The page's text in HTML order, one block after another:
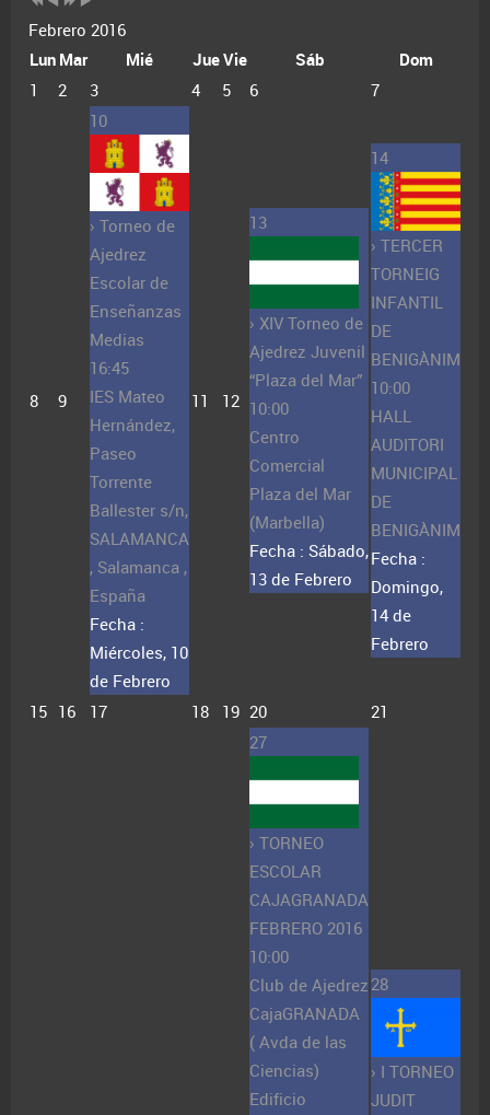
Febrero 2016
Lun Mar Mié JueVie Sáb
Dom
1
2 3 4 5 6 7
8 9
10
› Torneo de
Ajedrez
Escolar de
Enseñanzas
Medias
16:45
IES Mateo
Hernández,
Paseo
Torrente
Ballester s/n,
SALAMANCA
, Salamanca ,
España
Fecha :
Miércoles, 10
de Febrero
11 12
13
› XIV Torneo de
Ajedrez Juvenil
“Plaza del Mar”
10:00
Centro
Comercial
Plaza del Mar
(Marbella)
Fecha : Sábado,
13 de Febrero
14
› TERCER
TORNEIG
INFANTIL
DE
BENIGÀNIM
10:00
HALL
AUDITORI
MUNICIPAL
DE
BENIGÀNIM
Fecha :
Domingo,
14 de
Febrero
15 16 17 18 19 20 21
27
› TORNEO
ESCOLAR
CAJAGRANADA
FEBRERO 2016
10:00
Club de Ajedrez
CajaGRANADA
( Avda de las
Ciencias)
Edificio
28
› I TORNEO
JUDIT